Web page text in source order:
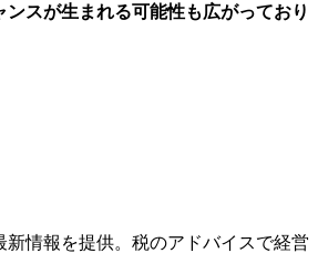
スが生まれる可能性も広がっており
新情報を提供。税のアドバイスで経営